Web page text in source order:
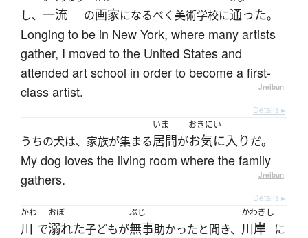
し、 一流 の画家になるべく美術学校に通った。
Longing to be in New York, where many artists
gather, I moved to the United States and
attended art school in order to become a first-
class artist.
— Jreibun
Details ▸
うちの犬は、家族が集まる
いま
居間が
おきにい
お気に入りだ。
My dog loves the living room where the family
gathers.
— Jreibun
Details ▸
かわ
川 で
おぼ
溺れた子どもが
ぶじ
無事助かったと聞き、
かわぎし
川岸 に